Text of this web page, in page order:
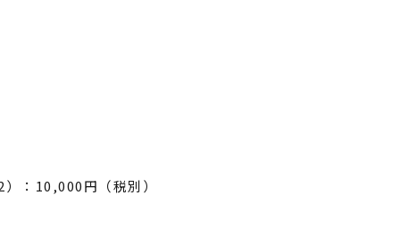
10,000円（税別）